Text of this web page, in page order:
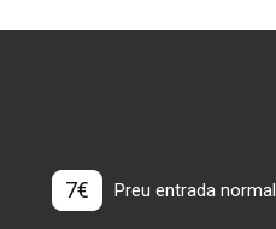
7€ Preu entrada normal